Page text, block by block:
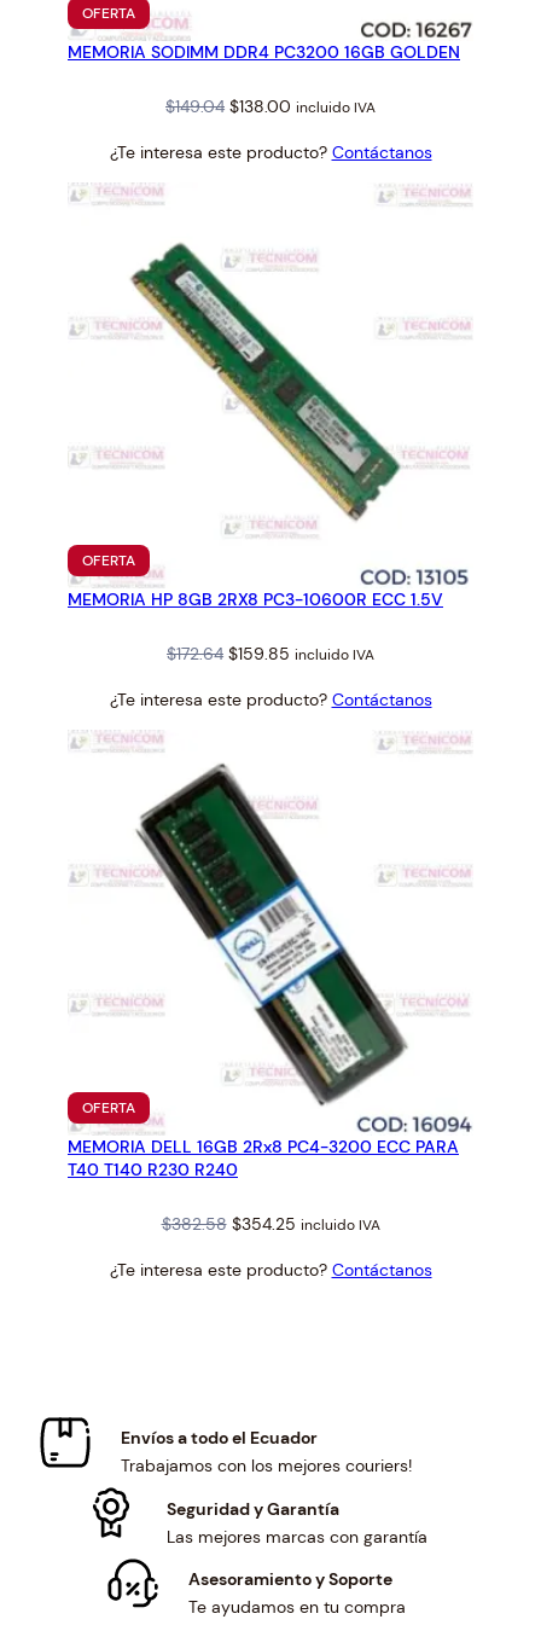
OFERTAPRODUCTO
EN
OFERTA
MEMORIA SODIMM DDR4 PC3200 16GB GOLDEN
$149.04 Original
was:
$138.00 Current
is:
incluido IVA
¿Te interesa este producto? Contáctanos
OFERTAPRODUCTO
EN
OFERTA
MEMORIA HP 8GB 2RX8 PC3-10600R ECC 1.5V
$172.64 Original
was:
$159.85 Current
is:
incluido IVA
¿Te interesa este producto? Contáctanos
OFERTAPRODUCTO
EN
OFERTA
MEMORIA DELL 16GB 2Rx8 PC4-3200 ECC PARA
T40 T140 R230 R240
$382.58 Original
was:
$354.25Current
is:
incluido IVA
¿Te interesa este producto? Contáctanos
Envíos a todo el Ecuador
Trabajamos con los mejores couriers!
Seguridad y Garantía
Las mejores marcas con garantía
Asesoramiento y Soporte
Te ayudamos en tu compra